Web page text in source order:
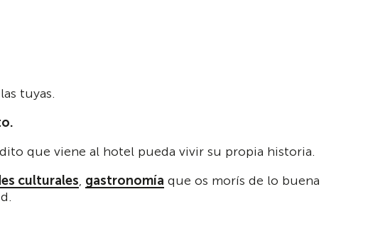
tuyas.
que viene al hotel pueda vivir su propia historia.
culturales, gastronomía que os morís de lo buena